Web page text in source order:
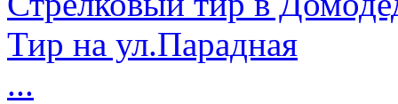
Тир на ул.Парадная
...